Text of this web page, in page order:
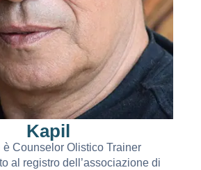
Kapil
Counselor Olistico Trainer
al registro dell’associazione di